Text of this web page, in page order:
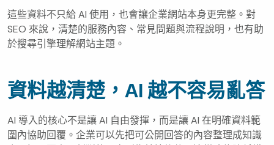
這些資料不只給 AI 使用，也會讓企業網站本身更完整。對
SEO 來說，清楚的服務內容、常見問題與流程說明，也有助
於搜尋引擎理解網站主題。
資料越清楚，AI 越不容易亂答
AI 導入的核心不是讓 AI 自由發揮，而是讓 AI 在明確資料範
圍內協助回覆。企業可以先把可公開回答的內容整理成知識